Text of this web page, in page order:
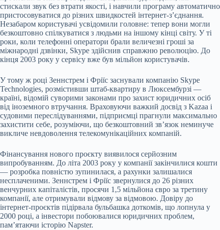
стискали звук без втрати якості, і навчили програму автоматично
пристосовуватися до різних швидкостей інтернет-з’єднання.
Незабаром користувачі усвідомили головне: тепер вони могли
безкоштовно спілкуватися з людьми на іншому кінці світу. У ті
роки, коли телефонні оператори брали величезні гроші за
міжнародні дзвінки, Skype здійснив справжню революцію. До
кінця 2003 року у сервісу вже був мільйон користувачів.
У тому ж році Зеннстрем і Фріїс заснували компанію Skype
Technologies, розмістивши штаб-квартиру в Люксембурзі —
країні, відомій суворими законами про захист юридичних осіб
від іноземного втручання. Враховуючи важкий досвід з Kazaa і
судовими переслідуваннями, підприємці прагнули максимально
захистити себе, розуміючи, що безкоштовний зв’язок неминуче
викличе невдоволення телекомунікаційних компаній.
Фінансування нового проєкту виявилося серйозним
випробуванням. До літа 2003 року у компанії закінчилися кошти
— розробка повністю зупинилася, а рахунки залишалися
несплаченими. Зеннстрем і Фріїс звернулися до 26 різних
венчурних капіталістів, просячи 1,5 мільйона євро за третину
компанії, але отримували відмову за відмовою. Довіру до
інтернет-проєктів підірвала бульбашка доткомів, що лопнула у
2000 році, а інвестори побоювалися юридичних проблем,
пам’ятаючи історію Napster.